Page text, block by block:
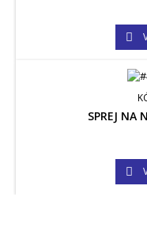

SPREJ NA
